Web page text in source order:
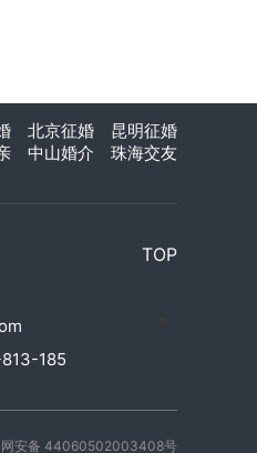
北京征婚
昆明征婚
中山婚介
珠海交友
TOP
185
网安备 44060502003408号